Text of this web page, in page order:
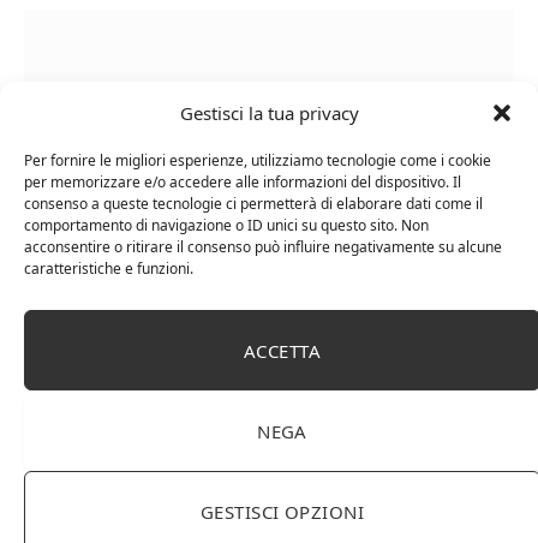
Gestisci la tua privacy
Per fornire le migliori esperienze, utilizziamo tecnologie come i cookie
per memorizzare e/o accedere alle informazioni del dispositivo. Il
consenso a queste tecnologie ci permetterà di elaborare dati come il
comportamento di navigazione o ID unici su questo sito. Non
acconsentire o ritirare il consenso può influire negativamente su alcune
caratteristiche e funzioni.
ACCETTA
NEGA
GESTISCI OPZIONI